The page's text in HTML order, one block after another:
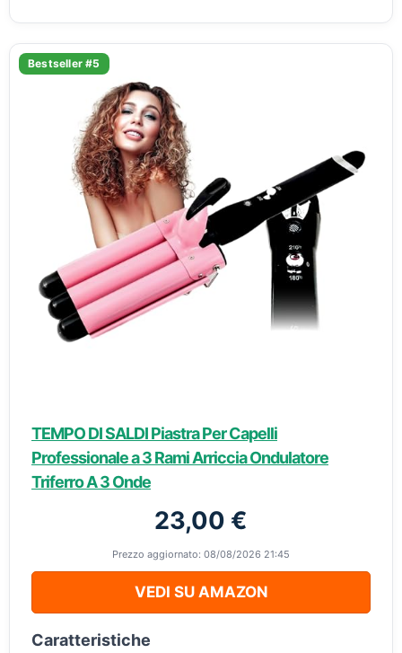
Bestseller #5
TEMPO DI SALDI Piastra Per Capelli
Professionale a 3 Rami Arriccia Ondulatore
Triferro A 3 Onde
23,00 €
Prezzo aggiornato: 08/08/2026 21:45
VEDI SU AMAZON
Caratteristiche